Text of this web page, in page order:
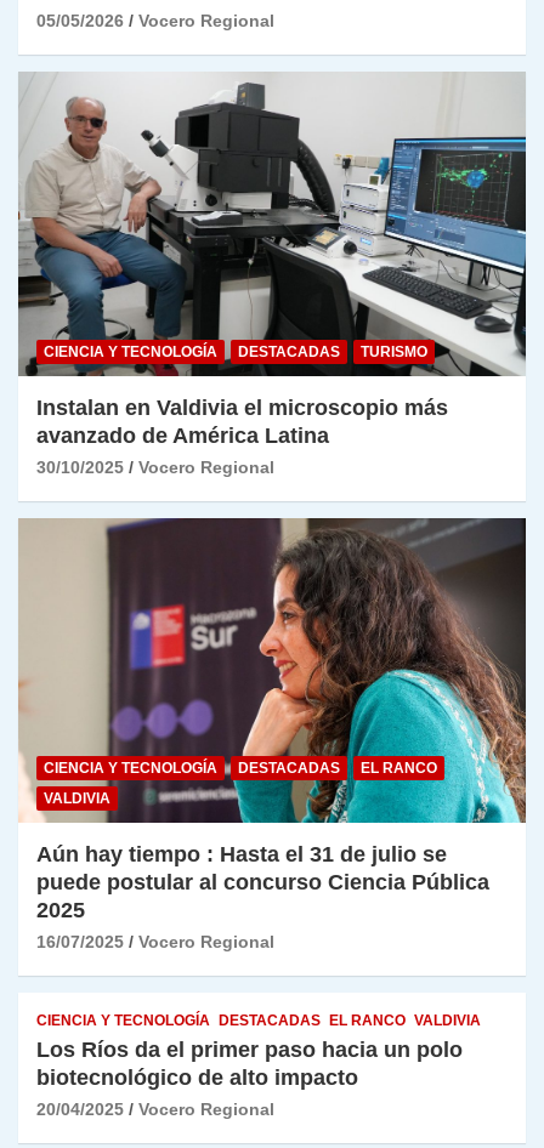
05/05/2026 Vocero Regional
CIENCIA Y TECNOLOGÍA DESTACADAS TURISMO
Instalan en Valdivia el microscopio más
avanzado de América Latina
30/10/2025 Vocero Regional
CIENCIA Y TECNOLOGÍA DESTACADAS
EL RANCO
VALDIVIA
Aún hay tiempo : Hasta el 31 de julio se
puede postular al concurso Ciencia Pública
2025
16/07/2025 Vocero Regional
CIENCIA Y TECNOLOGÍA DESTACADAS EL RANCO VALDIVIA
Los Ríos da el primer paso hacia un polo
biotecnológico de alto impacto
20/04/2025 Vocero Regional